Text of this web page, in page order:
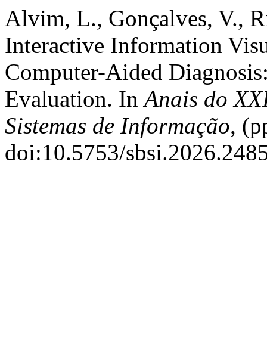
Alvim, L., Gonçalves, V.,
Interactive Information
Computer-Aided
Evaluation. InAnais do
Sistemas de Informação,
doi:10.5753/